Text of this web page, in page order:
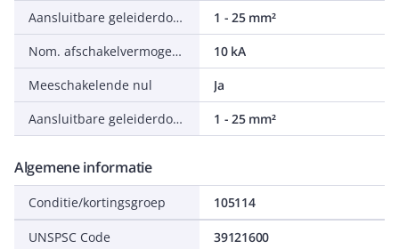
Aansluitbare geleiderdoorsnede eendraads
1 - 25 mm²
Nom. afschakelvermogen volgens EN 61009
10 kA
Meeschakelende nul
Ja
Aansluitbare geleiderdoorsnede meerdraads
1 - 25 mm²
Algemene informatie
Conditie/kortingsgroep 105114
UNSPSC Code 39121600